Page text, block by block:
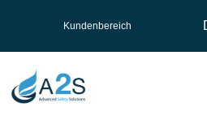
Kundenbereich